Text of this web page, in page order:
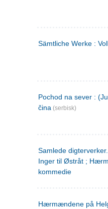
Sämtliche Werke :
Pochod na sever :
čina (serbisk)
Samlede
Inger til Østråt ;
kommedie
Hærmændene på